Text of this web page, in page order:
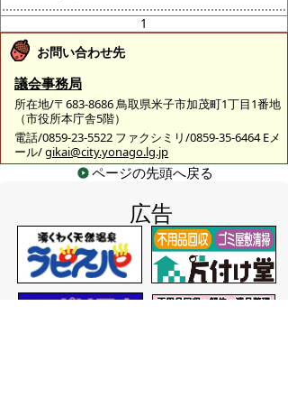
1
お問い合わせ先
議会事務局
所在地/〒683-8686 鳥取県米子市加茂町1丁目1番地
（市役所本庁舎5階）
電話/0859-23-5522 ファクシミリ/0859-35-6464 Eメ
ール/gikai@city.yonago.lg.jp
ページの先頭へ戻る
広告